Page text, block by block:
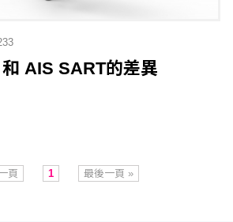
AIS SART的差異
頁 1 最後一頁 »